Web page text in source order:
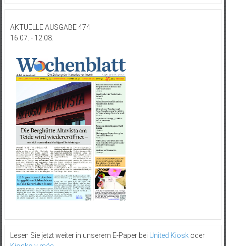
AKTUELLE AUSGABE 474
16.07. - 12.08.
Lesen Sie jetzt weiter in unserem E-Paper bei United Kioskoder